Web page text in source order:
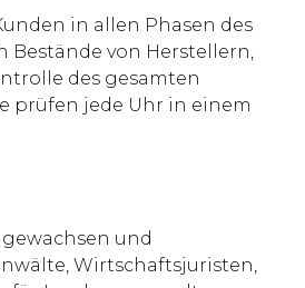
in allen Phasen des
von Herstellern,
des gesamten
prüfen jede Uhr in einem
und
Wirtschaftsjuristen,